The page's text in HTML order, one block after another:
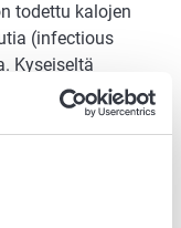
todettu kalojen
(infectious
Kyseiseltä
Ahvenanmaalle.
taudin,
rajoitus siirtää